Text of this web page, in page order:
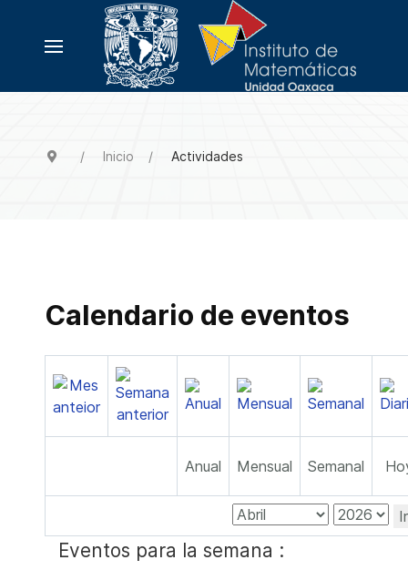
Inicio Actividades
Calendario de eventos
Anual Mensual Semanal
Eventos para la semana :